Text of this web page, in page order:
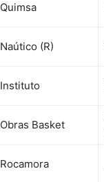
Quimsa
Naútico (R)
Instituto
Obras Basket
Rocamora